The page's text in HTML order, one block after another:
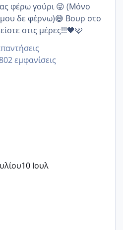
φέρω γούρι 😜 (Μόνο
δε φέρνω)😅 Βουρ στο
στις μέρες!!!💙🩷
εμφανίσεις
10 Ιουλ